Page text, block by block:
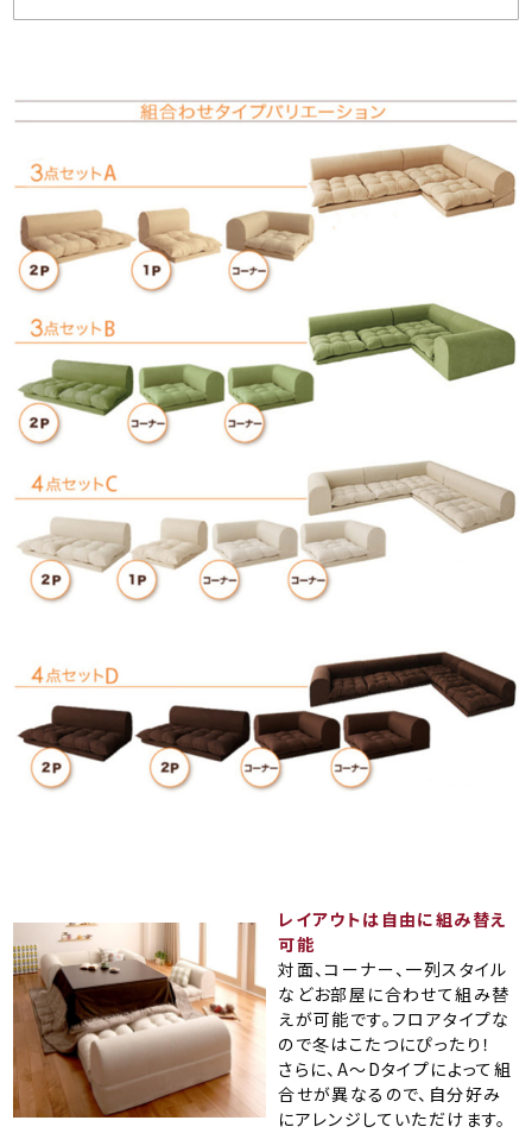
レイアウトは自由に組み替え
可能
対面、コーナー、一列スタイル
などお部屋に合わせて組み替
えが可能です。フロアタイプな
ので冬はこたつにぴったり！
さらに、A～Dタイプによって組
合せが異なるので、自分好み
にアレンジしていただけます。